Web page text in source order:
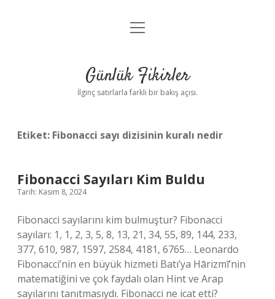
Anasayfa
Yasal Uyarı
menüyü
Günlük Fikirler
İlginç satırlarla farklı bir bakış açısı.
Etiket: Fibonacci sayı dizisinin kuralı nedir
Fibonacci Sayıları Kim Buldu
Tarih: Kasım 8, 2024
Fibonacci sayılarını kim bulmuştur? Fibonacci
sayıları: 1, 1, 2, 3, 5, 8, 13, 21, 34, 55, 89, 144, 233,
377, 610, 987, 1597, 2584, 4181, 6765… Leonardo
Fibonacci’nin en büyük hizmeti Batı’ya Hārizmī’nin
matematiğini ve çok faydalı olan Hint ve Arap
sayılarını tanıtmasıydı. Fibonacci ne icat etti?